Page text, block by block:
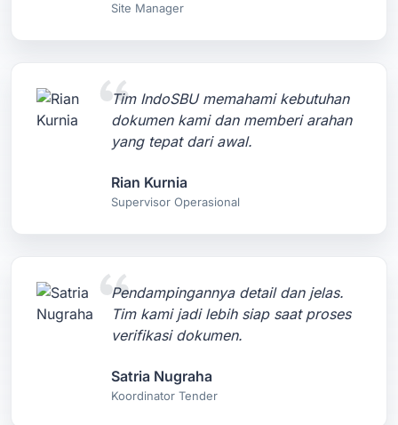
Site Manager
Tim IndoSBU memahami kebutuhan
dokumen kami dan memberi arahan
yang tepat dari awal.
Rian Kurnia
Supervisor Operasional
Pendampingannya detail dan jelas.
Tim kami jadi lebih siap saat proses
verifikasi dokumen.
Satria Nugraha
Koordinator Tender